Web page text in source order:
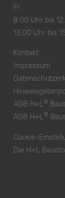
Fr.
8.00 Uhr bis
13.00 Uhr bis
Kontakt
Impressum
AGB H+L®
AGB H+L®
Cookie-
Die H+L